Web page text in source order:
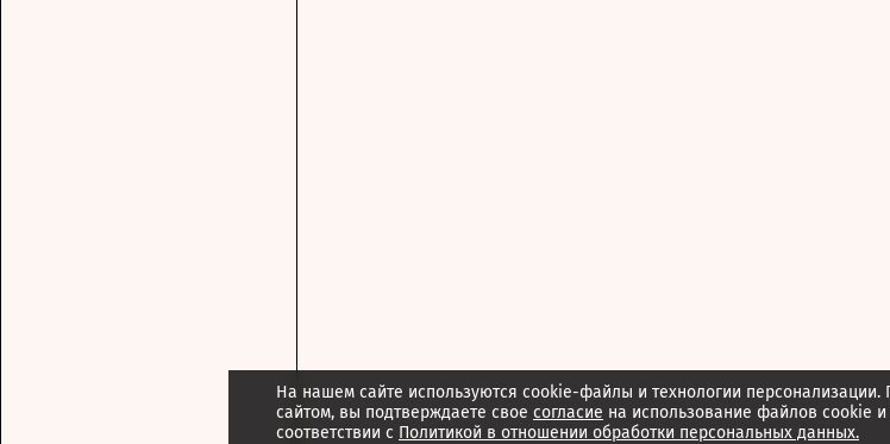
На нашем сайте используются cookie-файлы и технологии
сайтом, вы подтверждаете свое согласие на использование файлов cookie
соответствии с Политикой в отношении обработки персональных данных.